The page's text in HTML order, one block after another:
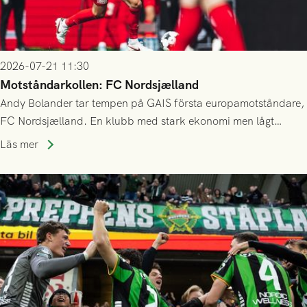
2026-07-21 11:30
Motståndarkollen: FC Nordsjælland
Andy Bolander tar tempen på GAIS första europamotståndare,
FC Nordsjælland. En klubb med stark ekonomi men lågt
publiksnitt, ett lag med både kollektiv styrka och individuell
Läs mer